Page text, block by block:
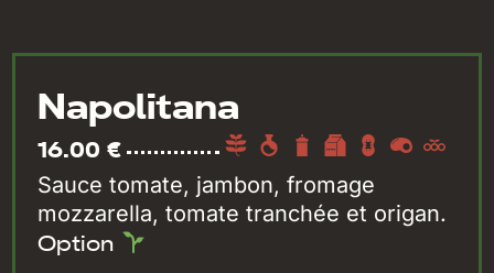
Napolitana
16.00 €
Sauce tomate, jambon, fromage
mozzarella, tomate tranchée et origan.
Option